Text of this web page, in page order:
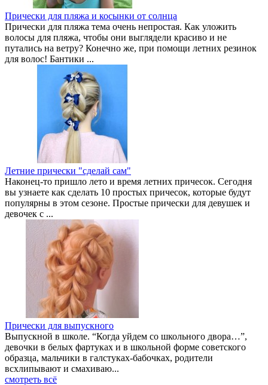
Прически для пляжа и косынки от солнца
Прически для пляжа тема очень непростая. Как уложить
волосы для пляжа, чтобы они выглядели красиво и не
путались на ветру? Конечно же, при помощи летних резинок
для волос! Бантики ...
Летние прически "сделай сам"
Наконец-то пришло лето и время летних причесок. Сегодня
вы узнаете как сделать 10 простых причесок, которые будут
популярны в этом сезоне. Простые прически для девушек и
девочек с ...
Прически для выпускного
Выпускной в школе. “Когда уйдем со школьного двора…”,
девочки в белых фартуках и в школьной форме советского
образца, мальчики в галстуках-бабочках, родители
всхлипывают и смахиваю...
смотреть всё